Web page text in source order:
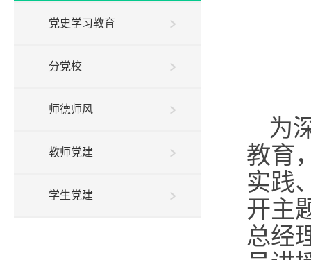
党史学习教育
分党校
师德师风
教师党建
学生党建
为
教育
实践
开主
总经